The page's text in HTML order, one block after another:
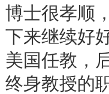
博士很孝顺
下来继续好
美国任教，
终身教授的